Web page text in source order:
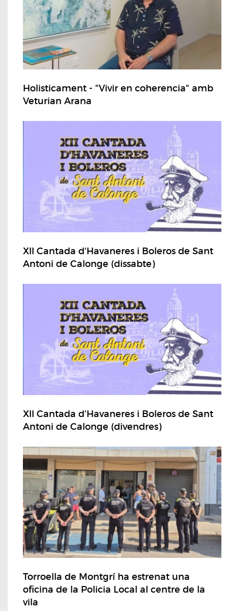
Holisticament - "Vivir en coherencia" amb
Veturian Arana
XII Cantada d'Havaneres i Boleros de Sant
Antoni de Calonge (dissabte)
XII Cantada d'Havaneres i Boleros de Sant
Antoni de Calonge (divendres)
Torroella de Montgrí ha estrenat una
oficina de la Policia Local al centre de la
vila